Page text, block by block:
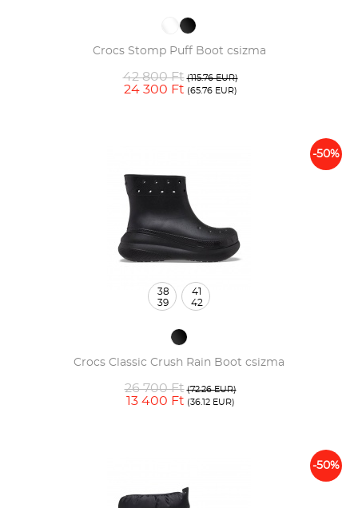
Crocs Stomp Puff Boot csizma
42 800 Ft (115.76 EUR)
24 300 Ft (65.76 EUR)
-50%
Crocs Classic Crush Rain Boot csizma
26 700 Ft (72.26 EUR)
13 400 Ft (36.12 EUR)
38
39
41
42
-50%